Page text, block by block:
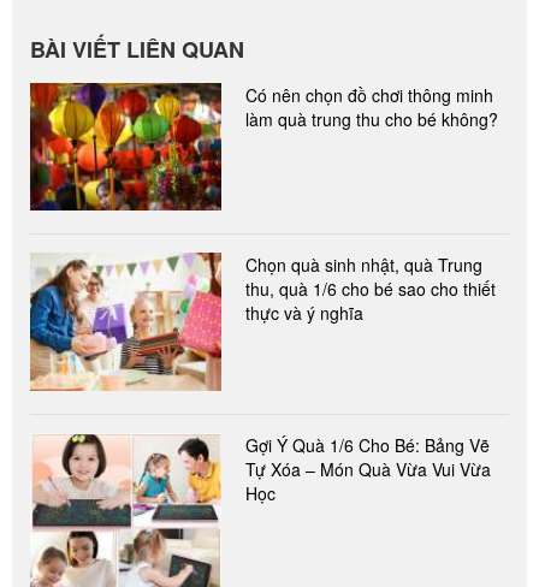
BÀI VIẾT LIÊN QUAN
Có nên chọn đồ chơi thông minh
làm quà trung thu cho bé không?
Chọn quà sinh nhật, quà Trung
thu, quà 1/6 cho bé sao cho thiết
thực và ý nghĩa
Gợi Ý Quà 1/6 Cho Bé: Bảng Vẽ
Tự Xóa – Món Quà Vừa Vui Vừa
Học